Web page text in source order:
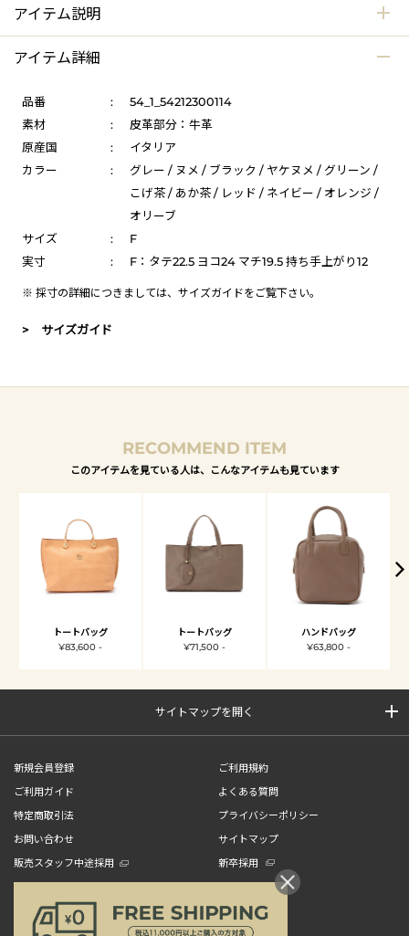
アイテム説明
アイテム詳細
品番 :
54_1_54212300114
素材
:
皮革部分：牛革
原産国
:
イタリア
カラー
:
グレー / ヌメ / ブラック / ヤケヌメ / グリーン /
こげ茶 / あか茶 / レッド / ネイビー / オレンジ /
オリーブ
サイズ
:
F
実寸
: F：タテ22.5 ヨコ24 マチ19.5 持ち手上がり12
※ 採寸の詳細につきましては、 サイズガイドをご覧下さい。
> サイズガイド
RECOMMEND ITEM
このアイテムを見ている人は、こんなアイテムも見ています
トートバッグ
¥83,600 -
トートバッグ
¥71,500 -
ハンドバッグ
¥63,800 -
サイトマップを開く
新規会員登録
ご利用規約
ご利用ガイド
よくある質問
特定商取引法
プライバシーポリシー
お問い合わせ
サイトマップ
販売スタッフ中途採用
新卒採用